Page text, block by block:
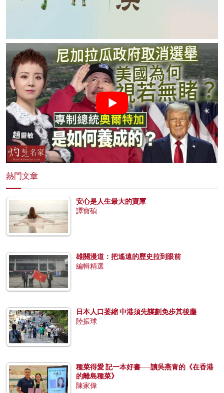
熱門文章
安心是人生最大的寶庫
譚寶碩
雄關漫道：把遙遠的歷史拉到眼前
編輯精選
日本人口萎縮 中港須先謀劃免步其後塵
陸振球
種菜得愛 記一本好書──讀吳燕青的《在香港
的離島種菜》
陳家偉